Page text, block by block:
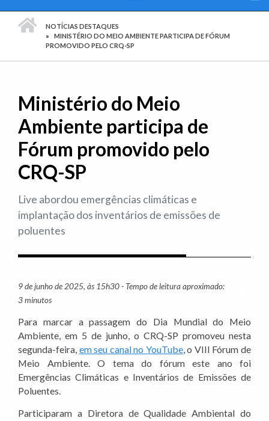
PÁGINA INICIAL
NOTÍCIAS DESTAQUES
MINISTÉRIO DO MEIO AMBIENTE PARTICIPA DE FÓRUM
PROMOVIDO PELO CRQ-SP
Ministério do Meio
Ambiente participa de
Fórum promovido pelo
CRQ-SP
Live abordou emergências climáticas e
implantação dos inventários de emissões de
poluentes
9 de junho de 2025, às 15h30 - Tempo de leitura aproximado:
3 minutos
Para marcar a passagem do Dia Mundial do Meio
Ambiente, em 5 de junho, o CRQ-SP promoveu nesta
segunda-feira, em seu canal no YouTube, o VIII Fórum de
Meio Ambiente. O tema do fórum este ano foi
Emergências Climáticas e Inventários de Emissões de
Poluentes.
Participaram a Diretora de Qualidade Ambiental do